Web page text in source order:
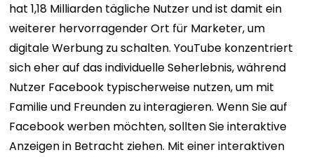
hat 1,18 Milliarden tägliche Nutzer und ist damit ein
weiterer hervorragender Ort für Marketer, um
digitale Werbung zu schalten. YouTube konzentriert
sich eher auf das individuelle Seherlebnis, während
Nutzer Facebook typischerweise nutzen, um mit
Familie und Freunden zu interagieren. Wenn Sie auf
Facebook werben möchten, sollten Sie interaktive
Anzeigen in Betracht ziehen. Mit einer interaktiven